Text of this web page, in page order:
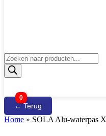
Producten
zoeken
0
← Terug
Home » SOLA Alu-waterpas